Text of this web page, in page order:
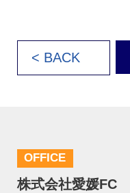
< BACK
OFFICE
株式会社愛媛FC